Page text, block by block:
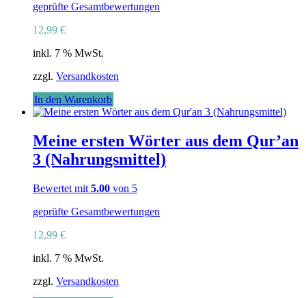
geprüfte Gesamtbewertungen
12,99 €
inkl. 7 % MwSt.
zzgl. Versandkosten
In den Warenkorb
Meine ersten Wörter aus dem Qur’an
3 (Nahrungsmittel)
Bewertet mit 5.00 von 5
geprüfte Gesamtbewertungen
12,99 €
inkl. 7 % MwSt.
zzgl. Versandkosten